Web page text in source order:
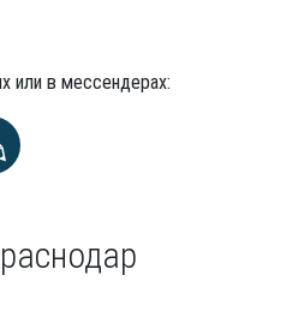
или в мессендерах: